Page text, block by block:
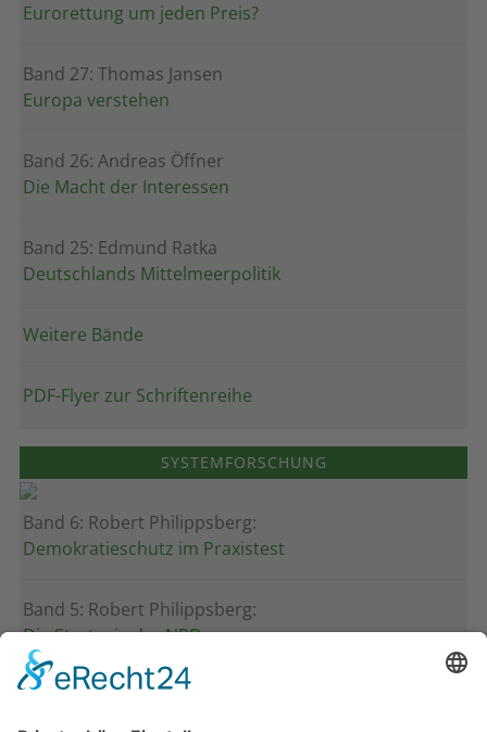
Eurorettung um jeden Preis?
Band 27: Thomas Jansen
Europa verstehen
Band 26: Andreas Öffner
Die Macht der Interessen
Band 25: Edmund Ratka
Deutschlands Mittelmeerpolitik
Weitere Bände
PDF-Flyer zur Schriftenreihe
SYSTEMFORSCHUNG
Band 6: Robert Philippsberg:
Demokratieschutz im Praxistest
Band 5: Robert Philippsberg:
Die Strategie der NPD
Band 4: Uwe Wagschal (Hg.):